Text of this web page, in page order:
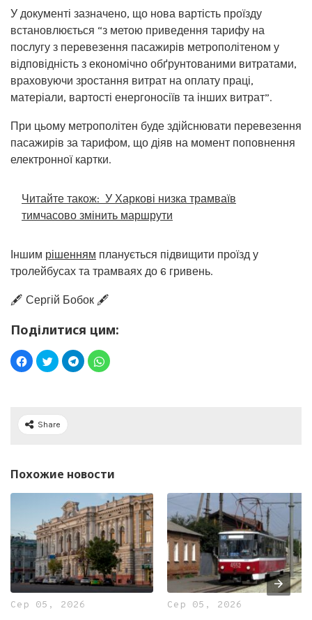
У документі зазначено, що нова вартість проїзду
встановлюється “з метою приведення тарифу на
послугу з перевезення пасажирів метрополітеном у
відповідність з економічно обґрунтованими витратами,
враховуючи зростання витрат на оплату праці,
матеріали, вартості енергоносіїв та інших витрат”.
При цьому метрополітен буде здійснювати перевезення
пасажирів за тарифом, що діяв на момент поповнення
електронної картки.
Читайте також: У Харкові низка трамваїв
тимчасово змінить маршрути
Іншим рішенням планується підвищити проїзд у
тролейбусах та трамваях до 6 гривень.
🖋️ Сергій Бобок 🖋️
Поділитися цим:
Share
Похожие новости
Сер 05, 2026 Сер 05, 2026